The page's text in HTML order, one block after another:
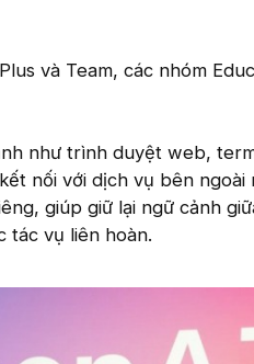
và Team, các nhóm
như trình duyệt web,
nối với dịch vụ bên ngoài
giúp giữ lại ngữ cảnh
tác vụ liên hoàn.